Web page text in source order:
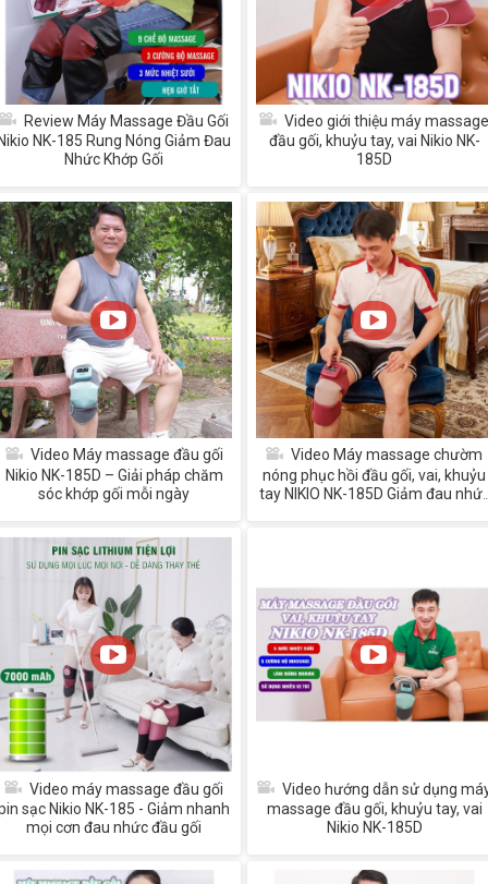
Review Máy Massage Đầu Gối
NK-185 Rung Nóng Giảm Đau
Nhức Khớp Gối
Video giới thiệu máy massage
đầu gối, khuỷu tay, vai Nikio NK-
185D
Video Máy massage đầu gối
Nikio NK-185D – Giải pháp chăm
sóc khớp gối mỗi ngày
Video Máy massage chườm
nóng phục hồi đầu gối, vai, khuỷu
tay NIKIO NK-185D Giảm đau
Video máy massage đầu gối
sạc Nikio NK-185 - Giảm nhanh
mọi cơn đau nhức đầu gối
Video hướng dẫn sử dụng
massage đầu gối, khuỷu tay, vai
Nikio NK-185D